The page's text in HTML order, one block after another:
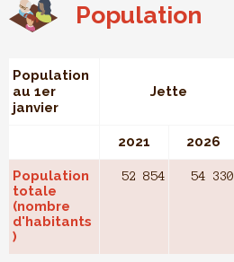
Population
Population
au 1er
janvier
Jette
2021 2026
Population
totale
(nombre
d'habitants
)
52 854 54 330